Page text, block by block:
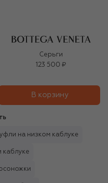
Серьги
123 500 ₽
В корзину
на низком каблуке
каблуке